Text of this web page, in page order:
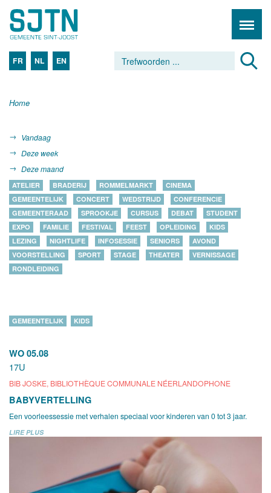
FR NL EN
Home
Vandaag
Deze week
Deze maand
ATELIER BRADERIJ ROMMELMARKT
CINEMA
GEMEENTELIJK
CONCERT WEDSTRIJD
CONFERENCIE
GEMEENTERAAD
SPROOKJE CURSUS DEBAT
STUDENT
EXPO
FAMILIE FESTIVAL FEEST OPLEIDING
KIDS
LEZING
NIGHTLIFE INFOSESSIE SENIORS
AVOND
VOORSTELLING
SPORT STAGE THEATER
VERNISSAGE
RONDLEIDING
WO 05.08
17U
BIB JOSKE, BIBLIOTHÈQUE COMMUNALE NÉERLANDOPHONE
GEMEENTELIJK KIDS
BABYVERTELLING
Een voorleessessie met verhalen speciaal voor kinderen van 0 tot 3 jaar.
LIRE PLUS